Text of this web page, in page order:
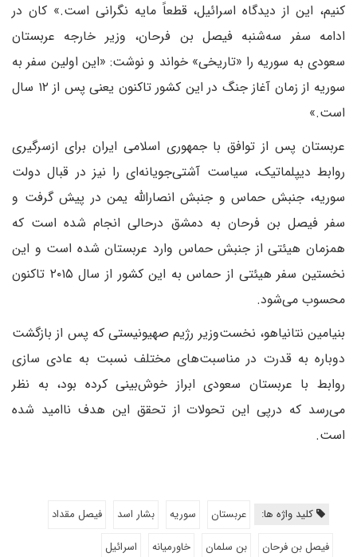
کنیم، این از دیدگاه اسرائیل، قطعاً مایه نگرانی است.» کان در
ادامه سفر سه‌شنبه فیصل بن فرحان، وزیر خارجه عربستان
سعودی به سوریه را «تاریخی» خواند و نوشت: «این اولین سفر به
سوریه از زمان آغاز جنگ در این کشور تاکنون یعنی پس از ۱۲ سال
است.»
عربستان پس از توافق با جمهوری اسلامی ایران برای ازسرگیری
روابط دیپلماتیک، سیاست آشتی‌جویانه‌ای را نیز در قبال دولت
سوریه، جنبش حماس و جنبش انصارالله یمن در پیش گرفت و
سفر فیصل بن فرحان به دمشق درحالی انجام شده است که
همزمان هیئتی از جنبش حماس وارد عربستان شده است و این
نخستین سفر هیئتی از حماس به این کشور از سال ۲۰۱۵ تاکنون
محسوب می‌شود.
بنیامین نتانیاهو، نخست‌وزیر رژیم صهیونیستی که پس از بازگشت
دوباره به قدرت در مناسبت‌های مختلف نسبت به عادی سازی
روابط با عربستان سعودی ابراز خوش‌بینی کرده بود، به نظر
می‌رسد که درپی این تحولات از تحقق این هدف ناامید شده
است.
کلید واژه ها: عربستان سوریه بشار اسد
فیصل مقداد
فیصل بن فرحان
بن سلمان خاورمیانه
اسرائیل